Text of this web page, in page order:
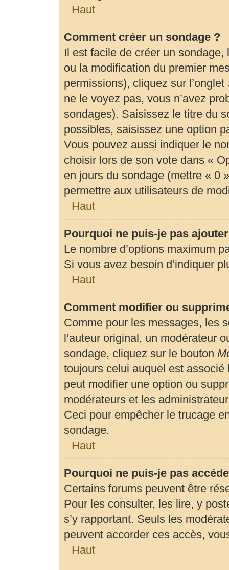
Haut
Comment créer un sondage ?
Il est facile de créer un sondage,
ou la modification du premier
permissions), cliquez sur l’onglet
ne le voyez pas, vous n’avez
sondages). Saisissez le titre du
possibles, saisissez une option
Vous pouvez aussi indiquer le
choisir lors de son vote dans «
en jours du sondage (mettre « 0
permettre aux utilisateurs de
Haut
Pourquoi ne puis-je pas
Le nombre d’options maximum
Si vous avez besoin d’indiquer
Haut
Comment modifier ou
Comme pour les messages, les
l’auteur original, un modérateur
sondage, cliquez sur le bouton
toujours celui auquel est associé
peut modifier une option ou
modérateurs et les
Ceci pour empêcher le trucage
sondage.
Haut
Pourquoi ne puis-je pas
Certains forums peuvent être
Pour les consulter, les lire, y
s’y rapportant. Seuls les
peuvent accorder ces accès,
Haut